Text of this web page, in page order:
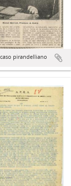
pirandelliano